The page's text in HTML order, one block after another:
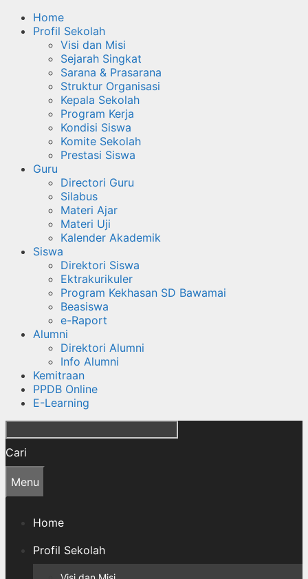
Home
Profil Sekolah
Visi dan Misi
Sejarah Singkat
Sarana & Prasarana
Struktur Organisasi
Kepala Sekolah
Program Kerja
Kondisi Siswa
Komite Sekolah
Prestasi Siswa
Guru
Directori Guru
Silabus
Materi Ajar
Materi Uji
Kalender Akademik
Siswa
Direktori Siswa
Ektrakurikuler
Program Kekhasan SD Bawamai
Beasiswa
e-Raport
Alumni
Direktori Alumni
Info Alumni
Kemitraan
PPDB Online
E-Learning
Cari
Menu
Home
Profil Sekolah